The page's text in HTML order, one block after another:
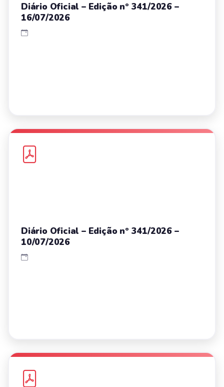
Diário Oficial – Edição nº 341/2026 –
16/07/2026
Diário Oficial – Edição nº 341/2026 –
10/07/2026